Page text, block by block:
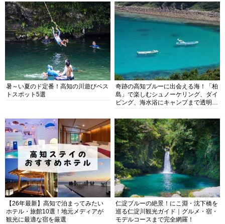
暑～い夏のド定番！高知の川遊びベス
トスポット5選
奇跡の高知ブルーに出会える海！「柏
島」で楽しむシュノーケリング、ダイ
ビング、海水浴にキャンプまで透明度
【26年最新】高知で泊まってみたい
ホテル・旅館10選！地元メディアが
観光に最適な宿を厳選
仁淀ブルーの絶景！にこ淵・沈下橋を
巡る仁淀川観光ガイド｜グルメ・宿・
モデルコースまで完全網羅！